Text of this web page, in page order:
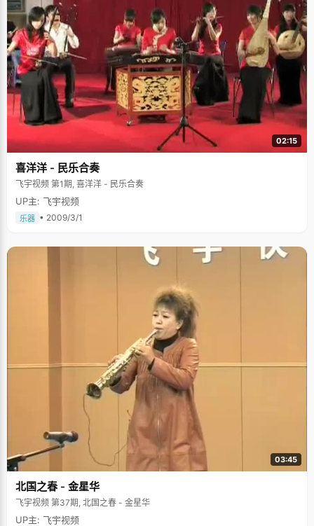
02:15
喜洋洋 - 民乐合奏
飞宇视频 第1期, 喜洋洋 - 民乐合奏
UP主: 飞宇视频
乐器 • 2009/3/1
03:45
北国之春 - 金星华
飞宇视频 第37期, 北国之春 - 金星华
UP主: 飞宇视频